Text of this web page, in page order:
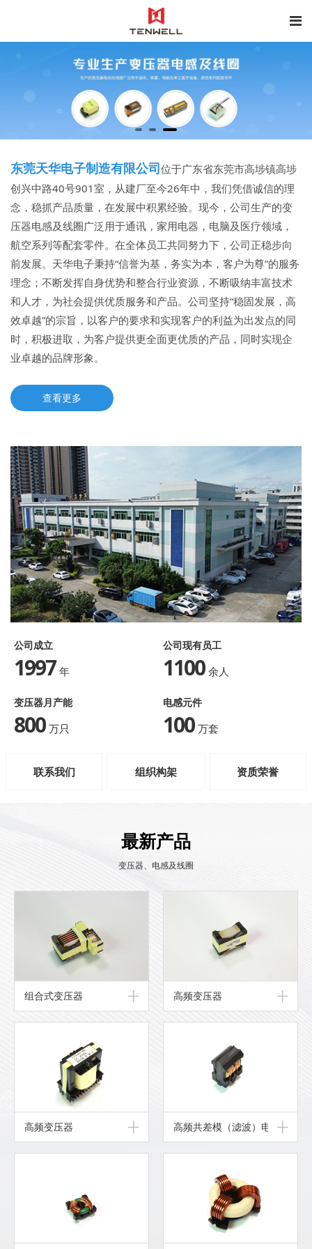
东莞天华电子制造有限公司位于广东省东莞市高埗镇高埗
创兴中路40号901室，从建厂至今26年中，我们凭借诚信的理
念，稳抓产品质量，在发展中积累经验。现今，公司生产的变
压器电感及线圈广泛用于通讯，家用电器，电脑及医疗领域，
航空系列等配套零件。在全体员工共同努力下，公司正稳步向
前发展。天华电子秉持“信誉为基，务实为本，客户为尊”的服务
理念；不断发挥自身优势和整合行业资源，不断吸纳丰富技术
和人才，为社会提供优质服务和产品。公司坚持“稳固发展，高
效卓越”的宗旨，以客户的要求和实现客户的利益为出发点的同
时，积极进取，为客户提供更全面更优质的产品，同时实现企
业卓越的品牌形象。
查看更多
公司成立
1997 年
公司现有员工
1100 余人
变压器月产能
800 万只
电感元件
100 万套
联系我们 组织构架 资质荣誉
最新产品
变压器、电感及线圈
组合式变压器 高频变压器
高频变压器 高频共差模（滤波）电感